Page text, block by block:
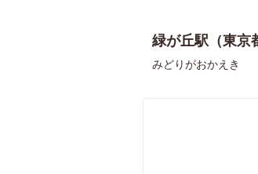
緑が丘駅（東京
みどりがおかえき